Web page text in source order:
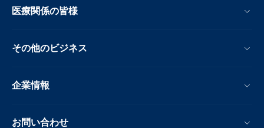
医療関係の皆様
その他のビジネス
企業情報
お問い合わせ